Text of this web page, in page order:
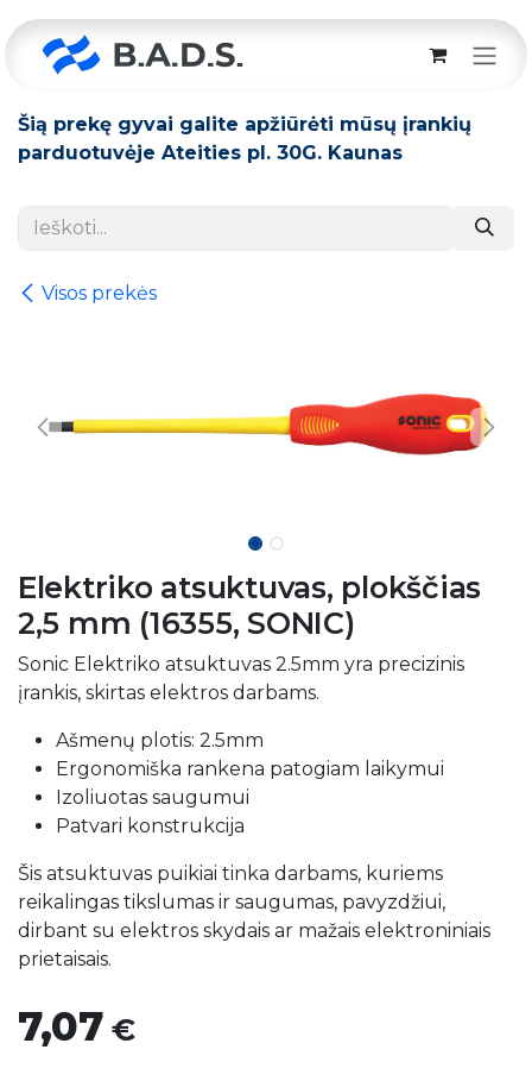
Šią prekę gyvai galite apžiūrėti mūsų įrankių
parduotuvėje Ateities pl. 30G. Kaunas
Visos prekės
Elektriko atsuktuvas, plokščias
2,5 mm (16355, SONIC)
Sonic Elektriko atsuktuvas 2.5mm yra precizinis
įrankis, skirtas elektros darbams.
Ašmenų plotis: 2.5mm
Ergonomiška rankena patogiam laikymui
Izoliuotas saugumui
Patvari konstrukcija
Šis atsuktuvas puikiai tinka darbams, kuriems
reikalingas tikslumas ir saugumas, pavyzdžiui,
dirbant su elektros skydais ar mažais elektroniniais
prietaisais.
7,07 €